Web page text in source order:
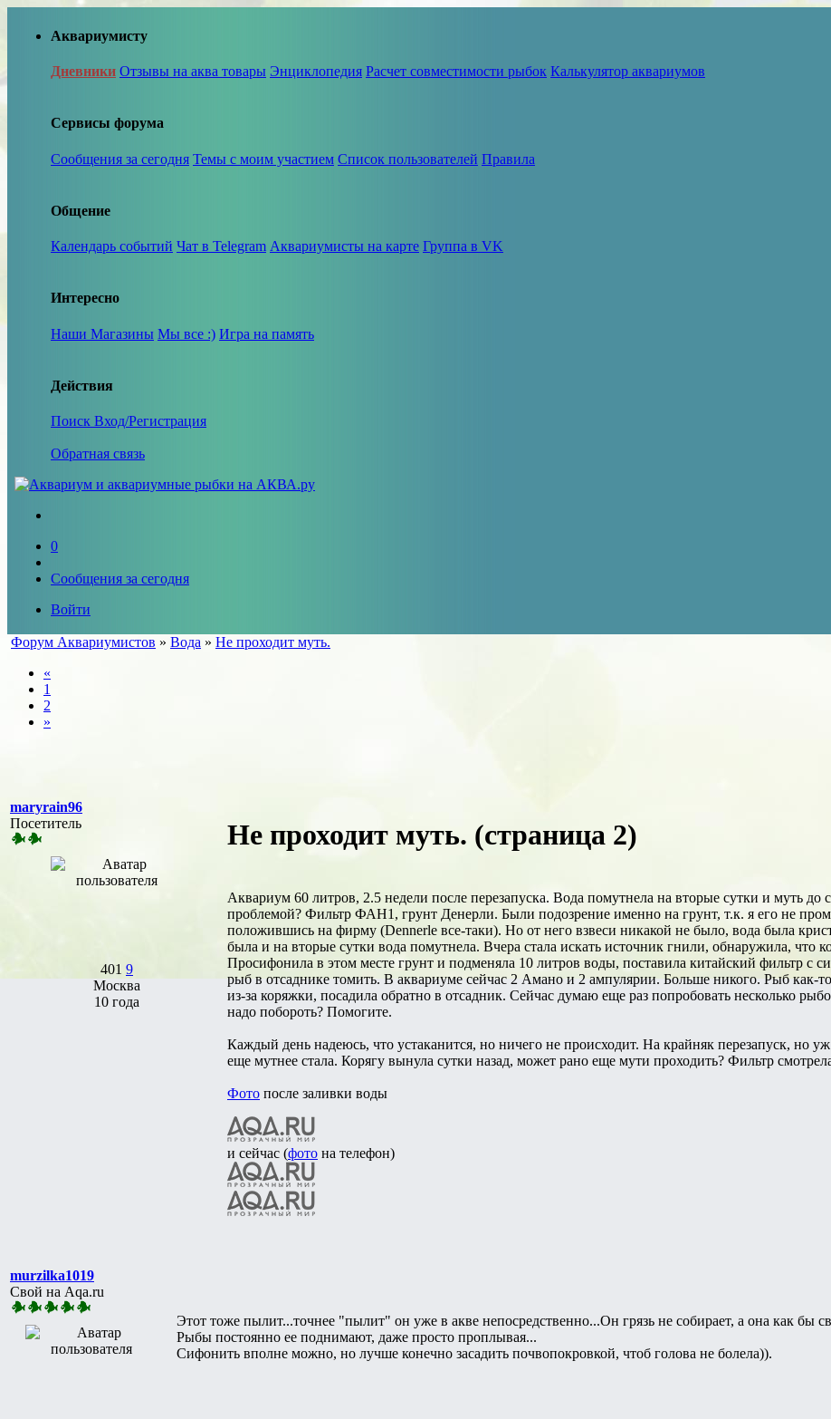
Аквариумисту
Дневники Отзывы на аква товары Энциклопедия Расчет совместимости рыбок Калькулятор аквариумов
Сервисы форума
Сообщения за сегодня Темы с моим участием Список пользователей Правила
Общение
Календарь событий Чат в Telegram Аквариумисты на карте Группа в VK
Интересно
Наши Магазины Мы все :) Игра на память
Действия
Поиск Вход/Регистрация
Обратная связь
0
Сообщения за сегодня
Войти
Форум Аквариумистов » Вода » Не проходит муть.
«
1
2
»
maryrain96
Посетитель
401 9
Москва
10 года
Не проходит муть. (страница 2)
Аквариум 60 литров, 2.5 недели после перезапуска. Вода помутнела на вторые сутки и муть до
проблемой? Фильтр ФАН1, грунт Денерли. Были подозрение именно на грунт, т.к. я его не
положившись на фирму (Dennerle все-таки). Но от него взвеси никакой не было, вода была
была и на вторые сутки вода помутнела. Вчера стала искать источник гнили, обнаружила, что
Просифонила в этом месте грунт и подменяла 10 литров воды, поставила китайский фильтр с
рыб в отсаднике томить. В аквариуме сейчас 2 Амано и 2 ампулярии. Больше никого. Рыб как-
из-за коряжки, посадила обратно в отсадник. Сейчас думаю еще раз попробовать несколько
надо побороть? Помогите.
Каждый день надеюсь, что устаканится, но ничего не происходит. На крайняк перезапуск, но
еще мутнее стала. Корягу вынула сутки назад, может рано еще мути проходить? Фильтр
Фото после заливки воды
и сейчас (фото на телефон)
murzilka1019
Свой на Aqa.ru
Этот тоже пылит...точнее "пылит" он уже в акве непосредственно...Он грязь не собирает, а она как бы
Рыбы постоянно ее поднимают, даже просто проплывая...
Сифонить вполне можно, но лучше конечно засадить почвопокровкой, чтоб голова не болела)).